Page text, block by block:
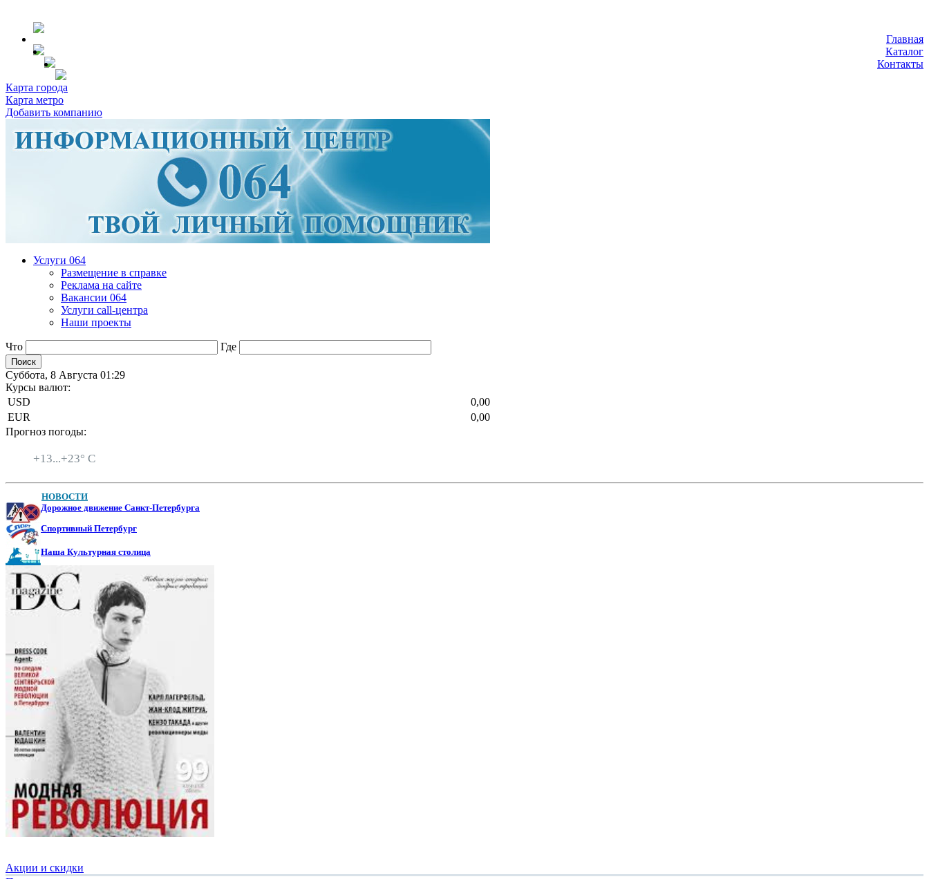
Главная
Каталог
Контакты
Карта города
Карта метро
Добавить компанию
Услуги 064
Размещение в справке
Реклама на сайте
Вакансии 064
Услуги call-центра
Наши проекты
Что Где
Суббота, 8 Августа 01:29
Курсы валют:
USD
0,00
EUR
0,00
Прогноз погоды:
+13...+23° C
НОВОСТИ
Дорожное движение Санкт-Петербурга
Спортивный Петербург
Наша Культурная столица
Акции и скидки